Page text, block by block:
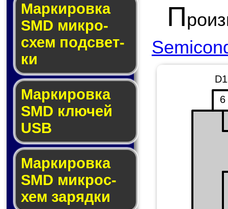
Маркировка
SMD мик­ро­
схем под­свет­
ки
Маркировка
SMD клю­чей
USB
Маркировка
SMD мик­рос­
хем за­ряд­ки
П
6
D1